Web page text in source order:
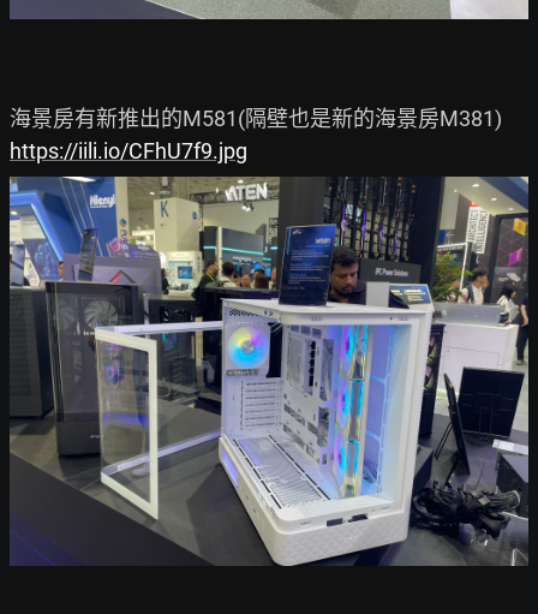
https://iili.io/CFhU7f9.jpg